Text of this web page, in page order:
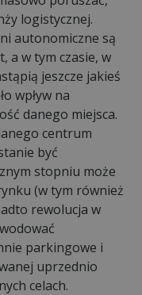
logistycznej.
autonomiczne są
a w tym czasie, w
jeszcze jakieś
wpływ na
danego miejsca.
centrum
być
stopniu może
(w tym również
rewolucja w
parkingowe i
uprzednio
celach.